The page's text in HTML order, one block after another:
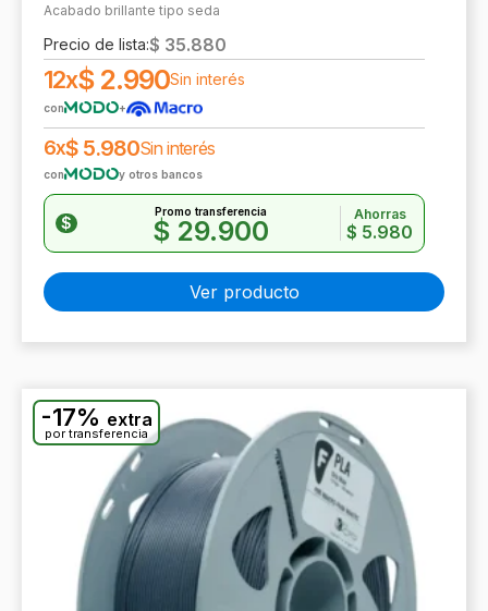
Acabado brillante tipo seda
Precio de lista:$ 35.880
12x$2.990Sin interés
con +
6x$ 5.980Sin interés
con y otros bancos
$
Promo transferencia
$29.900
Ahorras
$ 5.980
Ver producto
-17% extra
por transferencia